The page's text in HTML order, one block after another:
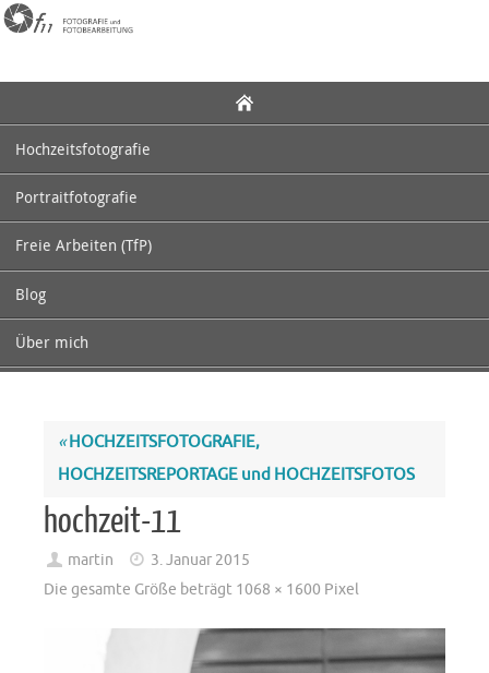
Zum
Inhalt
Hochzeitsfotografie
Portraitfotografie
Freie Arbeiten (TfP)
Blog
Über mich
«HOCHZEITSFOTOGRAFIE,
HOCHZEITSREPORTAGE und HOCHZEITSFOTOS
hochzeit-11
martin
3. Januar 2015
Die gesamte Größe beträgt 1068 × 1600 Pixel